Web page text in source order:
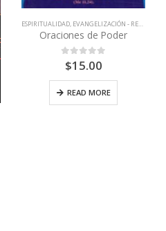
ESPIRITUALIDAD, EVANGELIZACIÓN - RENOVACIÓN
Oraciones de Poder
out of 5
$15.00
READ MORE